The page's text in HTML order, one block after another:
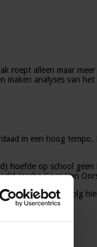
roept alleen maar
analyses van
in een hoog
hoefde op school geen
Joscha Goes-Van
de Ipad. Als gevolg